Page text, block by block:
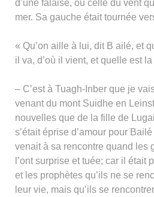
d’une falaise, ou celle du vent
mer. Sa gauche était tournée
« Qu’on aille à lui, dit B ailé, et
il va, d’où il vient, et quelle est
– C’est à Tuagh-Inber que je
venant du mont Suidhe en
nouvelles que de la fille de
s’était éprise d’amour pour
venait à sa rencontre quand les
l’ont surprise et tuée; car il était
et les prophètes qu’ils ne se
leur vie, mais qu’ils se